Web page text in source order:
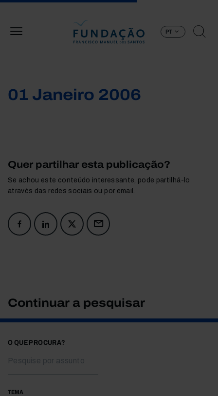
PT
01 Janeiro 2006
Quer partilhar esta publicação?
Se achou este conteúdo interessante, pode partilhá-lo
através das redes sociais ou por email.
Continuar a pesquisar
O QUE PROCURA?
TEMA